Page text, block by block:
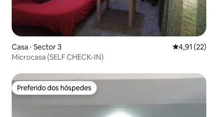
Casa ⋅ Sector 3 4,91 de uma
4,91 (22)
Microcasa (SELF CHECK-IN)
Preferido dos hóspedes
Preferido dos hóspedes